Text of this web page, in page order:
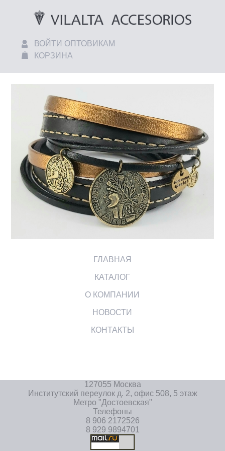
ВОЙТИ ОПТОВИКАМ
КОРЗИНА
ГЛАВНАЯ
КАТАЛОГ
О КОМПАНИИ
НОВОСТИ
КОНТАКТЫ
127055 Москва
Институтский переулок д. 2, офис 508, 5 этаж
Метро "Достоевская"
Телефоны
8 906 2172526
8 929 9894701